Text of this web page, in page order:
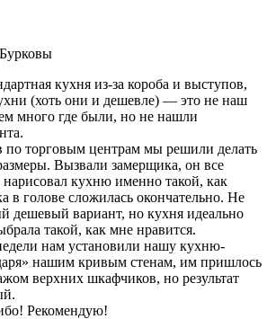
кухня из-за короба и выступов,
(хоть они и дешевле) — это не наш
много где были, но не нашли
по торговым центрам мы решили делать
Вызвали замерщика, он все
кухню именно такой, как
в голове сложилась окончательно. Не
дешевый вариант, но кухня идеально
такой, как мне нравится.
нам установили нашу кухню-
нашим кривым стенам, им пришлось
верхних шкафчиков, но результат
Рекомендую!